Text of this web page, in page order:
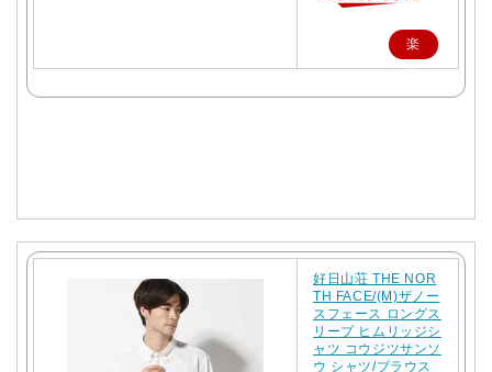
楽
天
好日山荘 THE NOR
TH FACE/(M)ザノー
スフェース ロングス
リーブ ヒムリッジシ
ャツ コウジツサンソ
ウ シャツ/ブラウス